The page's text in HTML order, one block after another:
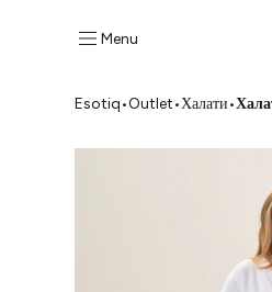
Menu
Esotiq•Outlet•Халати•